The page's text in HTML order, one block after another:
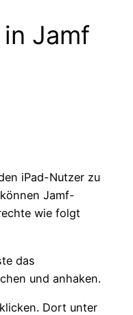
Jamf
iPad-Nutzer zu
Jamf-
wie folgt
das
und anhaken.
Dort unter